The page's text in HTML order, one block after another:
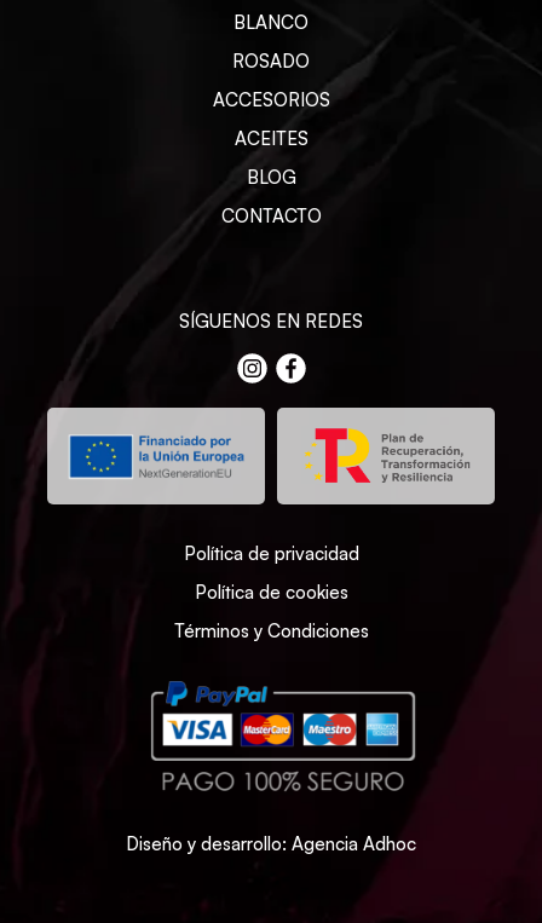
BLANCO
ROSADO
ACCESORIOS
ACEITES
BLOG
CONTACTO
SÍGUENOS EN REDES
Política de privacidad
Política de cookies
Términos y Condiciones
Diseño y desarrollo: Agencia Adhoc